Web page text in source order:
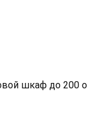
шкаф до 200 о